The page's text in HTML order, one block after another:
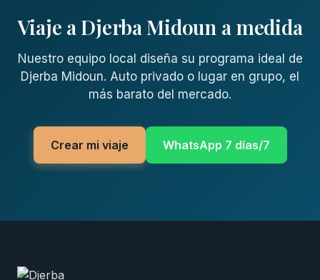
Viaje a Djerba Midoun a medida
Nuestro equipo local diseña su programa ideal de
Djerba Midoun. Auto privado o lugar en grupo, el
más barato del mercado.
Crear mi viaje WhatsApp 7 días/7